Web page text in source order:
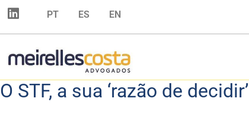
PT ES EN
O STF, a sua ‘razão de